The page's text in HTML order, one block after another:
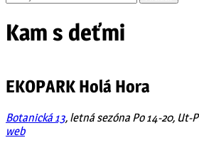
Kam s deťmi
EKOPARK Holá Hora
Botanická 13, letná sezóna Po 14-20, Ut-
web